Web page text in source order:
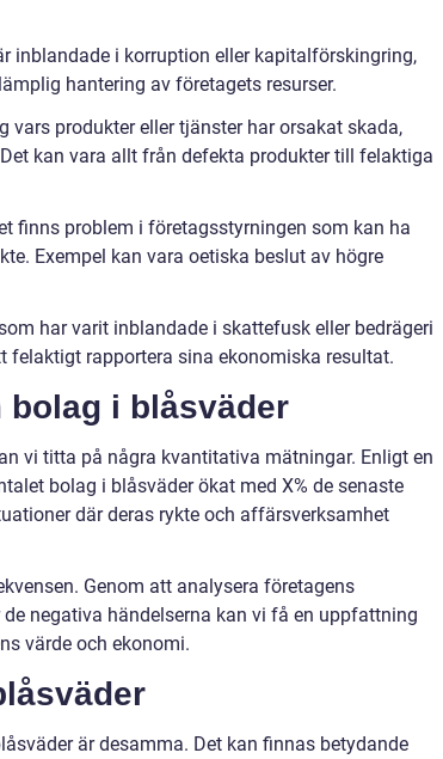
inblandade i korruption eller kapitalförskingring,
hantering av företagets resurser.
vars produkter eller tjänster har orsakat skada,
kan vara allt från defekta produkter till felaktiga
finns problem i företagsstyrningen som kan ha
Exempel kan vara oetiska beslut av högre
har varit inblandade i skattefusk eller bedrägeri
rapportera sina ekonomiska resultat.
i blåsväder
vi titta på några kvantitativa mätningar. Enligt en
bolag i blåsväder ökat med X% de senaste
där deras rykte och affärsverksamhet
Genom att analysera företagens
negativa händelserna kan vi få en uppfattning
värde och ekonomi.
är desamma. Det kan finnas betydande